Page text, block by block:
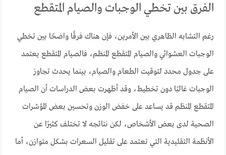
الفرق بين تخطي الوجبات والصيام المتقطع
رغم التشابه الظاهري بين الأمرين، فإن هناك فرقًا واضحًا بين تخطي
الوجبات العشوائي والصيام المتقطع المنظم، فالصيام المتقطع يعتمد
على جدول محدد لتوقيت الطعام والصيام، بينما يحدث تجاوز
الوجبات غالبًا دون تخطيط، وقد أظهرت بعض الدراسات أن الصيام
المتقطع المنظم قد يساعد على خفض الوزن وتحسين بعض المؤشرات
الصحية لدى بعض الأشخاص، لكن نتائجه لا تختلف كثيرًا عن
الأنظمة التقليدية التي تعتمد على تقليل السعرات بشكل متوازن، أما